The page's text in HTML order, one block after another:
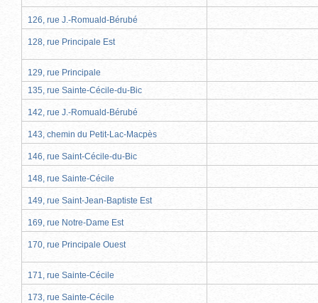
126, rue J.-Romuald-Bérubé
128, rue Principale Est
129, rue Principale
135, rue Sainte-Cécile-du-Bic
142, rue J.-Romuald-Bérubé
143, chemin du Petit-Lac-Macpès
146, rue Saint-Cécile-du-Bic
148, rue Sainte-Cécile
149, rue Saint-Jean-Baptiste Est
169, rue Notre-Dame Est
170, rue Principale Ouest
171, rue Sainte-Cécile
173, rue Sainte-Cécile